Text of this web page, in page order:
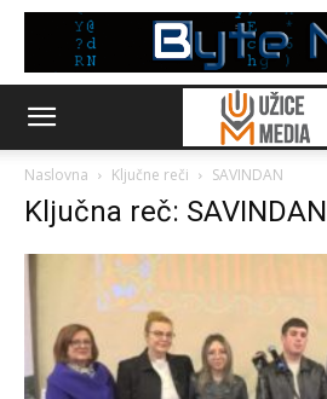
Naslovna Ključne reči SAVINDAN
Ključna reč: SAVINDAN